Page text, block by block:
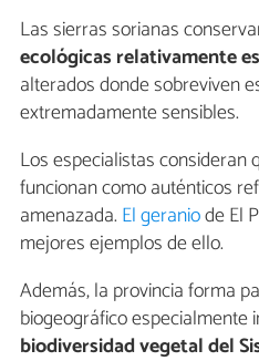
Las sierras sorianas
ecológicas relativamente
alterados donde sobreviven
extremadamente sensibles.
Los especialistas consideran
funcionan como auténticos
amenazada. El geraniode El
mejores ejemplos de ello.
Además, la provincia forma
biogeográfico especialmente
biodiversidad vegetal del